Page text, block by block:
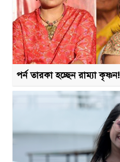
পর্ন তারকা হচ্ছেন রাম্যা কৃষ্ণন!